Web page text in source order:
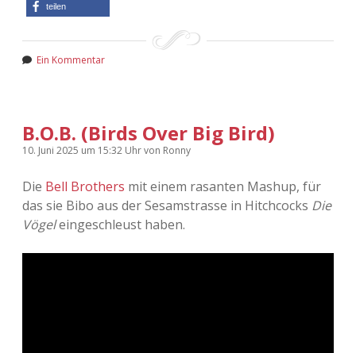
Adventskalender 2019
Adventskalender 2022
Adventskalender 2023
Adventskalender 2024
teilen
Ein Kommentar
B.O.B. (Birds Over Big Bird)
10. Juni 2025 um 15:32 Uhrvon Ronny
Die Bell Brothers mit einem rasanten Mashup, für
das sie Bibo aus der Sesamstrasse in Hitchcocks Die
Vögeleingeschleust haben.